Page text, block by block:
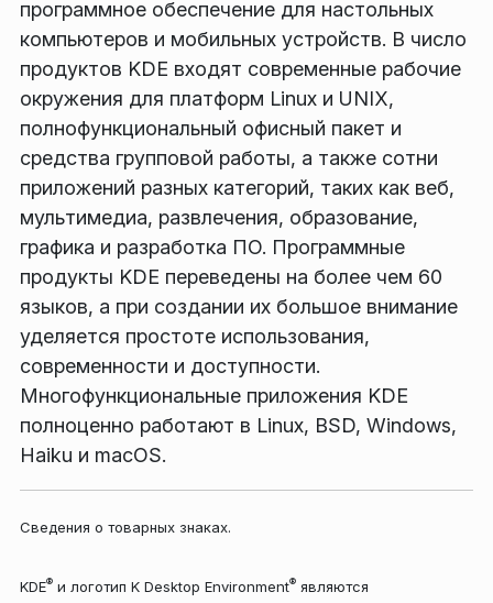
программное обеспечение для настольных
компьютеров и мобильных устройств. В число
продуктов KDE входят современные рабочие
окружения для платформ Linux и UNIX,
полнофункциональный офисный пакет и
средства групповой работы, а также сотни
приложений разных категорий, таких как веб,
мультимедиа, развлечения, образование,
графика и разработка ПО. Программные
продукты KDE переведены на более чем 60
языков, а при создании их большое внимание
уделяется простоте использования,
современности и доступности.
Многофункциональные приложения KDE
полноценно работают в Linux, BSD, Windows,
Haiku и macOS.
Сведения о товарных знаках.
KDE® и логотип K Desktop Environment® являются